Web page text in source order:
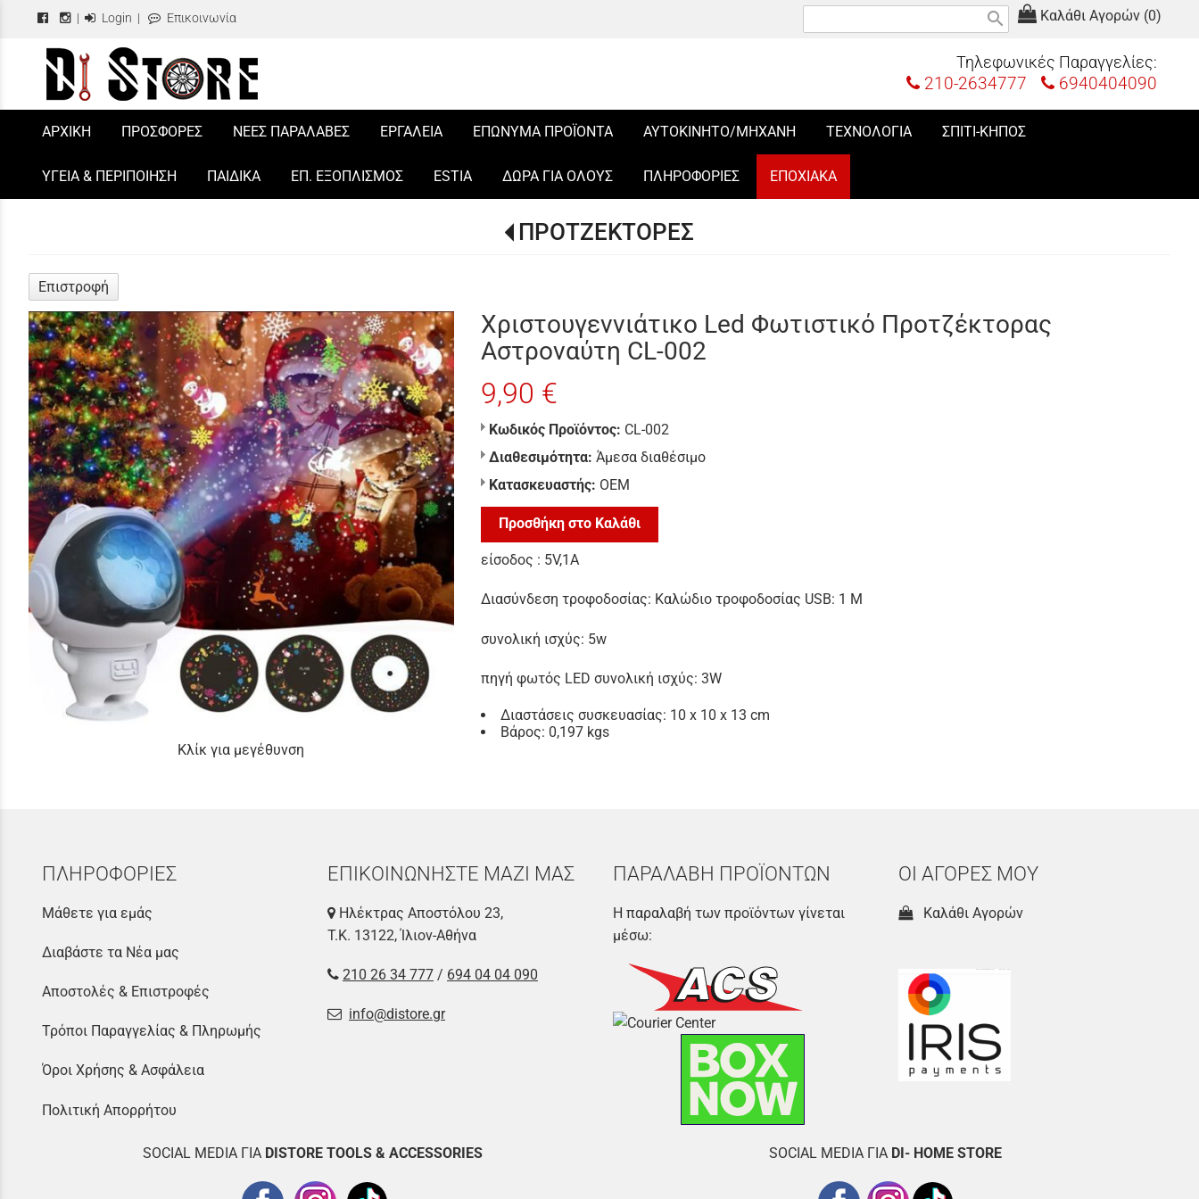
| Login | Επικοινωνία Καλάθι Αγορών (0)
search
Τηλεφωνικές Παραγγελίες:
210-2634777 6940404090
/
ΑΡΧΙΚΗ ΠΡΟΣΦΟΡΕΣ ΝΕΕΣ ΠΑΡΑΛΑΒΕΣ ΕΡΓΑΛΕΙΑ ΕΠΩΝΥΜΑ ΠΡΟΪΟΝΤΑ ΑΥΤΟΚΙΝΗΤΟ/ΜΗΧΑΝΗ ΤΕΧΝΟΛΟΓΙΑ ΣΠΙΤΙ-ΚΗΠΟΣ
ΥΓΕΙΑ & ΠΕΡΙΠΟΙΗΣΗ ΠΑΙΔΙΚΑ ΕΠ. ΕΞΟΠΛΙΣΜΟΣ ESTIA ΔΩΡΑ ΓΙΑ ΟΛΟΥΣ ΠΛΗΡΟΦΟΡΙΕΣ ΕΠΟΧΙΑΚΑ
ΠΡΟΤΖΕΚΤΟΡΕΣ
Επιστροφή
Κλίκ για μεγέθυνση
Χριστουγεννιάτικο Led Φωτιστικό Προτζέκτορας
Αστροναύτη CL-002
9,90 €
Κωδικός Προϊόντος: CL-002
Διαθεσιμότητα: Άμεσα διαθέσιμο
Κατασκευαστής: ΟΕΜ
Προσθήκη στο Καλάθι
είσοδος : 5V,1A
Διασύνδεση τροφοδοσίας: Καλώδιο τροφοδοσίας USB: 1 M
συνολική ισχύς: 5w
πηγή φωτός LED συνολική ισχύς: 3W
Διαστάσεις συσκευασίας: 10 x 10 x 13 cm
Βάρος: 0,197 kgs
ΠΛΗΡΟΦΟΡΙΕΣ
Μάθετε για εμάς
Διαβάστε τα Νέα μας
Αποστολές & Επιστροφές
Τρόποι Παραγγελίας & Πληρωμής
Όροι Χρήσης & Ασφάλεια
Πολιτική Απορρήτου
ΕΠΙΚΟΙΝΩΝΗΣΤΕ ΜΑΖΙ ΜΑΣ
Ηλέκτρας Αποστόλου 23,
Τ.Κ. 13122, Ίλιον-Αθήνα
210 26 34 777 / 694 04 04 090
info@distore.gr
ΠΑΡΑΛΑΒΗ ΠΡΟΪΟΝΤΩΝ
Η παραλαβή των προϊόντων γίνεται
μέσω:
ΟΙ ΑΓΟΡΕΣ ΜΟΥ
Καλάθι Αγορών
SOCIAL MEDIA ΓΙΑ DISTORE TOOLS & ACCESSORIES SOCIAL MEDIA ΓΙΑ DI- HOME STORE